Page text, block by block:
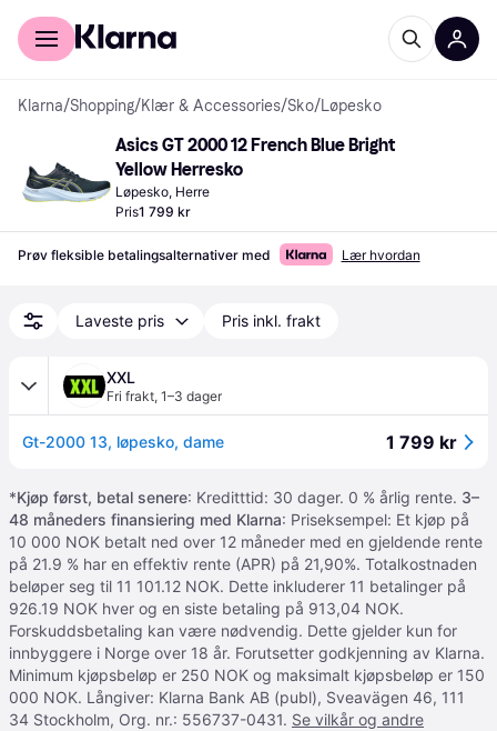
For kunder
Klarna/Shopping/Klær & Accessories/Sko/Løpesko
Asics GT 2000 12 French Blue Bright
Yellow Herresko
Løpesko, Herre
Pris1 799 kr
Prøv fleksible betalingsalternativer med Lær hvordan
Laveste pris Pris inkl. frakt
XXL
Fri frakt, 1–3 dager
Gt-2000 13, løpesko, dame 1 799 kr
*Kjøp først, betal senere: Kreditttid: 30 dager. 0 % årlig rente. 3–
48 måneders finansiering med Klarna: Priseksempel: Et kjøp på
10 000 NOK betalt ned over 12 måneder med en gjeldende rente
på 21.9 % har en effektiv rente (APR) på 21,90%. Totalkostnaden
beløper seg til 11 101.12 NOK. Dette inkluderer 11 betalinger på
926.19 NOK hver og en siste betaling på 913,04 NOK.
Forskuddsbetaling kan være nødvendig. Dette gjelder kun for
innbyggere i Norge over 18 år. Forutsetter godkjenning av Klarna.
Minimum kjøpsbeløp er 250 NOK og maksimalt kjøpsbeløp er 150
000 NOK. Långiver: Klarna Bank AB (publ), Sveavägen 46, 111
34 Stockholm, Org. nr.: 556737-0431. Se vilkår og andre